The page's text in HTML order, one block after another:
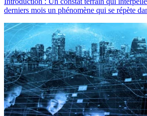
derniers mois un phénomène qui se répète